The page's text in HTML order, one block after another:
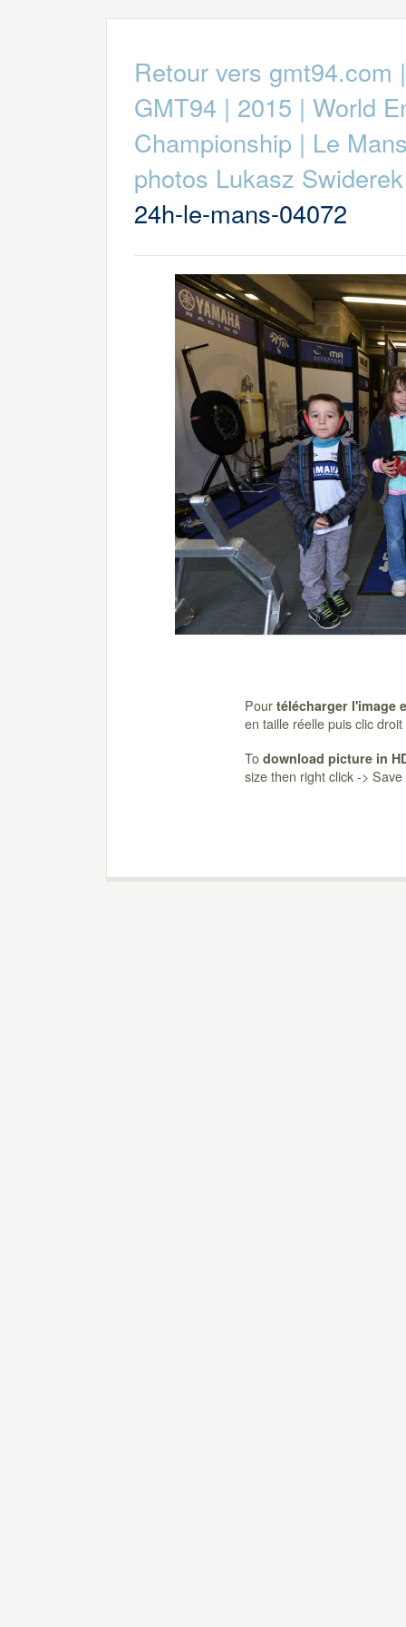
Retour vers gmt94.com
GMT94 | 2015 | World
Championship | Le
photos Lukasz Swiderek
24h-le-mans-04072
Pour télécharger l'image
en taille réelle puis clic
To download picture in
size then right click ->